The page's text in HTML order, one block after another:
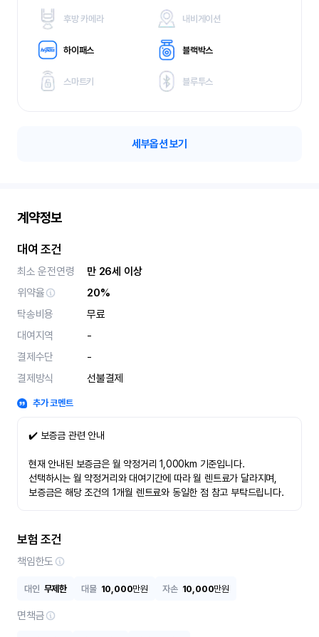
후방 카메라 내비게이션
하이패스 블랙박스
스마트키 블루투스
세부옵션 보기
계약정보
대여 조건
최소 운전연령
만 26세 이상
위약율
20%
탁송비용
무료
대여지역
-
결제수단
-
결제방식
선불결제
추가 코멘트
✔️ 보증금 관련 안내
현재 안내된 보증금은 월 약정거리 1,000km 기준입니다.
선택하시는 월 약정거리와 대여기간에 따라 월 렌트료가 달라지며,
보증금은 해당 조건의 1개월 렌트료와 동일한 점 참고 부탁드립니다.
보험 조건
책임한도
대인 무제한 대물 10,000만원 자손 10,000만원
면책금